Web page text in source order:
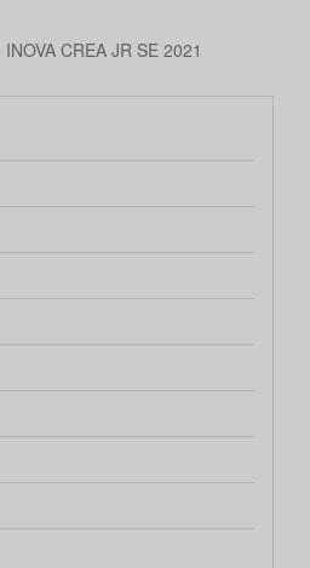
CREA JR SE 2021